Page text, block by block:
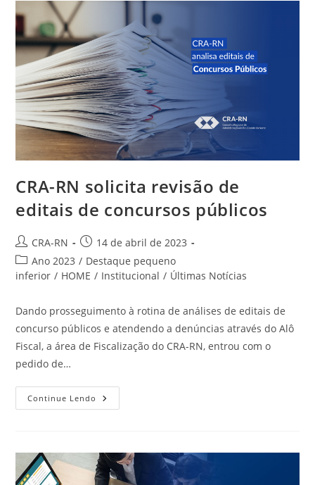
Alunos
Administração
Da
UFRN
CRA-RN solicita revisão de
editais de concursos públicos
Autor
do
post:
CRA-RN
Post
publicado:
14 de abril de 2023
Categoria
do
Ano 2023 / Destaque pequeno
inferior / HOME / Institucional / Últimas Notícias
Dando prosseguimento à rotina de análises de editais de
concurso públicos e atendendo a denúncias através do Alô
Fiscal, a área de Fiscalização do CRA-RN, entrou com o
pedido de…
Continue Lendo CRA-
RN
De
Concursos
Públicos